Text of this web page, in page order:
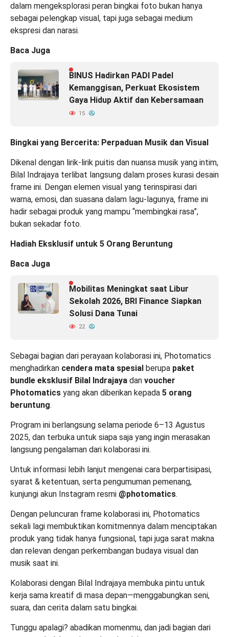
dalam mengeksplorasi peran bingkai foto bukan hanya
sebagai pelengkap visual, tapi juga sebagai medium
ekspresi dan narasi.
Baca Juga
BINUS Hadirkan PADI Padel
Kemanggisan, Perkuat Ekosistem
Gaya Hidup Aktif dan Kebersamaan
15
Bingkai yang Bercerita: Perpaduan Musik dan Visual
Dikenal dengan lirik-lirik puitis dan nuansa musik yang intim,
Bilal Indrajaya terlibat langsung dalam proses kurasi desain
frame ini. Dengan elemen visual yang terinspirasi dari
warna, emosi, dan suasana dalam lagu-lagunya, frame ini
hadir sebagai produk yang mampu “membingkai rasa”,
bukan sekadar foto.
Hadiah Eksklusif untuk 5 Orang Beruntung
Baca Juga
Mobilitas Meningkat saat Libur
Sekolah 2026, BRI Finance Siapkan
Solusi Dana Tunai
22
Sebagai bagian dari perayaan kolaborasi ini, Photomatics
menghadirkan cendera mata spesial berupa paket
bundle eksklusif Bilal Indrajaya dan voucher
Photomatics yang akan diberikan kepada 5 orang
beruntung.
Program ini berlangsung selama periode 6–13 Agustus
2025, dan terbuka untuk siapa saja yang ingin merasakan
langsung pengalaman dari kolaborasi ini.
Untuk informasi lebih lanjut mengenai cara berpartisipasi,
syarat & ketentuan, serta pengumuman pemenang,
kunjungi akun Instagram resmi @photomatics.
Dengan peluncuran frame kolaborasi ini, Photomatics
sekali lagi membuktikan komitmennya dalam menciptakan
produk yang tidak hanya fungsional, tapi juga sarat makna
dan relevan dengan perkembangan budaya visual dan
musik saat ini.
Kolaborasi dengan Bilal Indrajaya membuka pintu untuk
kerja sama kreatif di masa depan—menggabungkan seni,
suara, dan cerita dalam satu bingkai.
Tunggu apalagi? abadikan momenmu, dan jadi bagian dari